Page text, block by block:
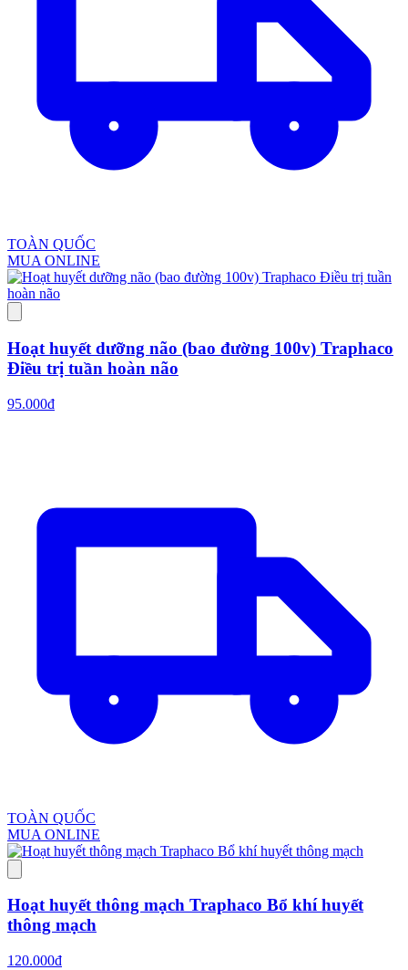
TOÀN QUỐC
MUA ONLINE
Hoạt huyết dưỡng não (bao đường 100v) Traphaco
Điều trị tuần hoàn não
95.000đ
TOÀN QUỐC
MUA ONLINE
Hoạt huyết thông mạch Traphaco Bổ khí huyết
thông mạch
120.000đ